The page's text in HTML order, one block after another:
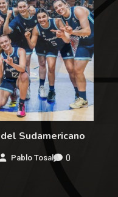
Sudamericano
Pablo Tosal 0